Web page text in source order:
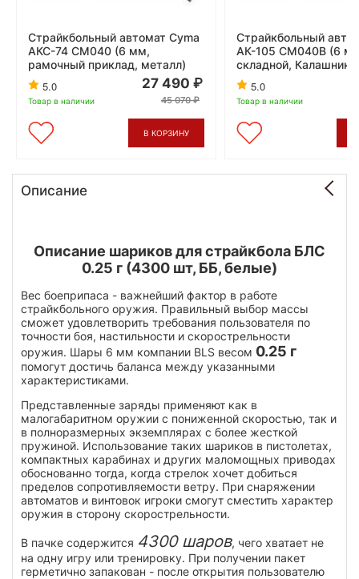
Страйкбольный автомат Cyma
АКС-74 CM040 (6 мм,
рамочный приклад, металл)
5.0
Товар в наличии
27 490
45 070
В КОРЗИНУ
Страйкбольный
АК-105 CM040B (6
складной,
5.0
Товар в наличии
Описание
Описание шариков для страйкбола БЛС
0.25 г (4300 шт, ББ, белые)
Вес боеприпаса - важнейший фактор в работе
страйкбольного оружия. Правильный выбор массы
сможет удовлетворить требования пользователя по
точности боя, настильности и скорострельности
оружия. Шары 6 мм компании BLS весом 0.25 г
помогут достичь баланса между указанными
характеристиками.
Представленные заряды применяют как в
малогабаритном оружии с пониженной скоростью, так и
в полноразмерных экземплярах с более жесткой
пружиной. Использование таких шариков в пистолетах,
компактных карабинах и других маломощных приводах
обоснованно тогда, когда стрелок хочет добиться
пределов сопротивляемости ветру. При снаряжении
автоматов и винтовок игроки смогут сместить характер
оружия в сторону скорострельности.
В пачке содержится 4300 шаров, чего хватает не
на одну игру или тренировку. При получении пакет
герметично запакован - после открытия пользователю